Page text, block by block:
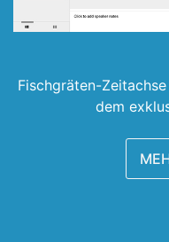
Fischgräten-
dem